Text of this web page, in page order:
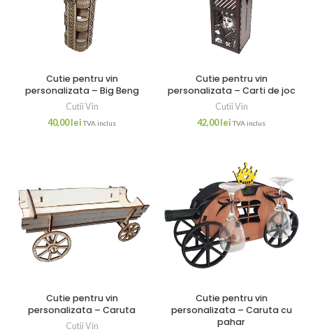
Cutie pentru vin
personalizata – Big Beng
Cutii Vin
40,00 lei TVA inclus
Cutie pentru vin
personalizata – Carti de joc
Cutii Vin
42,00 lei TVA inclus
Cutie pentru vin
personalizata – Caruta
Cutii Vin
Cutie pentru vin
personalizata – Caruta cu
pahar